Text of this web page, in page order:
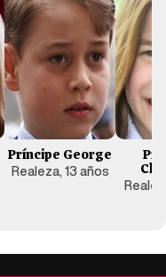
Príncipe George
Realeza, 13 años